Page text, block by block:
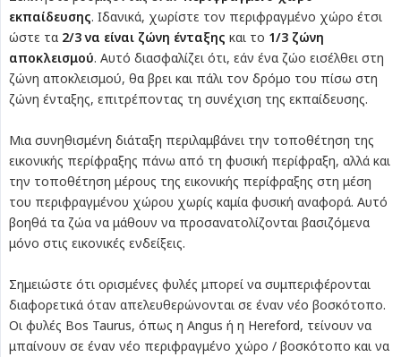
εκπαίδευσης. Ιδανικά, χωρίστε τον περιφραγμένο χώρο έτσι
ώστε τα 2/3 να είναι ζώνη ένταξης και το 1/3 ζώνη
αποκλεισμού. Αυτό διασφαλίζει ότι, εάν ένα ζώο εισέλθει στη
ζώνη αποκλεισμού, θα βρει και πάλι τον δρόμο του πίσω στη
ζώνη ένταξης, επιτρέποντας τη συνέχιση της εκπαίδευσης.
Μια συνηθισμένη διάταξη περιλαμβάνει την τοποθέτηση της
εικονικής περίφραξης πάνω από τη φυσική περίφραξη, αλλά και
την τοποθέτηση μέρους της εικονικής περίφραξης στη μέση
του περιφραγμένου χώρου χωρίς καμία φυσική αναφορά. Αυτό
βοηθά τα ζώα να μάθουν να προσανατολίζονται βασιζόμενα
μόνο στις εικονικές ενδείξεις.
Σημειώστε ότι ορισμένες φυλές μπορεί να συμπεριφέρονται
διαφορετικά όταν απελευθερώνονται σε έναν νέο βοσκότοπο.
Οι φυλές Bos Taurus, όπως η Angus ή η Hereford, τείνουν να
μπαίνουν σε έναν νέο περιφραγμένο χώρο / βοσκότοπο και να